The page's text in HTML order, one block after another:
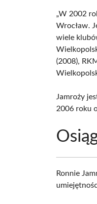
„W 2002
Wrocław.
wiele
(2008),
Jamroży
2006 roku
Ronnie